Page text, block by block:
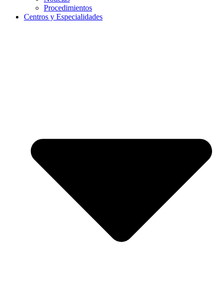
Procedimientos
Centros y Especialidades